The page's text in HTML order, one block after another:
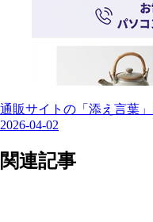
通販サイトの「添え言葉
2026-04-02
関連記事